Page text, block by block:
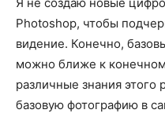
Photoshop, чтобы
видение. Конечно,
можно ближе к
различные знания этого
базовую фотографию в